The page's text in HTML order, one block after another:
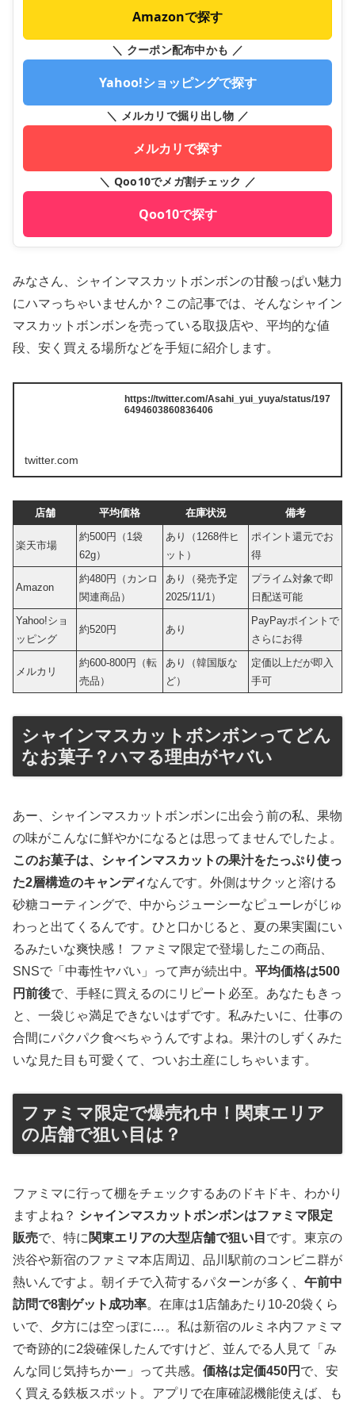
Amazonで探す
＼ クーポン配布中かも ／
Yahoo!ショッピングで探す
＼ メルカリで掘り出し物 ／
メルカリで探す
＼ Qoo10でメガ割チェック ／
Qoo10で探す
みなさん、シャインマスカットボンボンの甘酸っぱい魅力
にハマっちゃいませんか？この記事では、そんなシャイン
マスカットボンボンを売っている取扱店や、平均的な値
段、安く買える場所などを手短に紹介します。
https://twitter.com/Asahi_yui_yuya/status/197
6494603860836406
twitter.com
店舗 平均価格 在庫状況 備考
楽天市場
約500円（1袋
62g）
あり（1268件ヒ
ット）
ポイント還元でお
得
Amazon
約480円（カンロ
関連商品）
あり（発売予定
2025/11/1）
プライム対象で即
日配送可能
Yahoo!ショ
ッピング
約520円 あり
PayPayポイントで
さらにお得
メルカリ
約600-800円（転
売品）
あり（韓国版な
ど）
定価以上だが即入
手可
シャインマスカットボンボンってどん
なお菓子？ハマる理由がヤバい
あー、シャインマスカットボンボンに出会う前の私、果物
の味がこんなに鮮やかになるとは思ってませんでしたよ。
このお菓子は、シャインマスカットの果汁をたっぷり使っ
た2層構造のキャンディなんです。外側はサクッと溶ける
砂糖コーティングで、中からジューシーなピューレがじゅ
わっと出てくるんです。ひと口かじると、夏の果実園にい
るみたいな爽快感！ ファミマ限定で登場したこの商品、
SNSで「中毒性ヤバい」って声が続出中。 平均価格は500
円前後で、手軽に買えるのにリピート必至。あなたもきっ
と、一袋じゃ満足できないはずです。私みたいに、仕事の
合間にパクパク食べちゃうんですよね。果汁のしずくみた
いな見た目も可愛くて、ついお土産にしちゃいます。
ファミマ限定で爆売れ中！関東エリア
の店舗で狙い目は？
ファミマに行って棚をチェックするあのドキドキ、わかり
ますよね？ シャインマスカットボンボンはファミマ限定
販売で、特に 関東エリアの大型店舗で狙い目 です。東京の
渋谷や新宿のファミマ本店周辺、品川駅前のコンビニ群が
熱いんですよ。朝イチで入荷するパターンが多く、 午前中
訪問で8割ゲット成功率。在庫は1店舗あたり10-20袋くら
いで、夕方には空っぽに…。私は新宿のルミネ内ファミマ
で奇跡的に2袋確保したんですけど、並んでる人見て「み
んな同じ気持ちかー」って共感。 価格は定価450円 で、安
く買える鉄板スポット。アプリで在庫確認機能使えば、も